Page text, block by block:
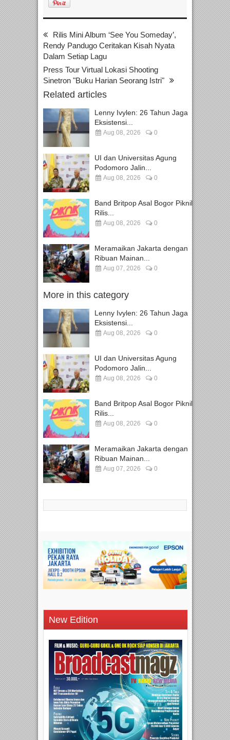
Rilis Mini Album ‘See You Someday’,
Rendy Pandugo Ceritakan Kisah Nyata
Dalam Setiap Lagu
Press Tour Virtual Lokasi Shooting
Sinetron "Buku Harian Seorang Istri"
Related articles
Lenny Ivylen: 26 Tahun Jaga
Eksistensi...
Aug 08, 2026 0
UI dan Universitas Agung
Podomoro Jalin...
Aug 08, 2026 0
Band Britpop Asal Bogor Piknik
Rilis...
Aug 08, 2026 0
Meramaikan Jakarta dengan
Ribuan Mainan...
Aug 07, 2026 0
More in this category
Lenny Ivylen: 26 Tahun Jaga
Eksistensi...
Aug 08, 2026 0
UI dan Universitas Agung
Podomoro Jalin...
Aug 08, 2026 0
Band Britpop Asal Bogor Piknik
Rilis...
Aug 08, 2026 0
Meramaikan Jakarta dengan
Ribuan Mainan...
Aug 07, 2026 0
New Edition